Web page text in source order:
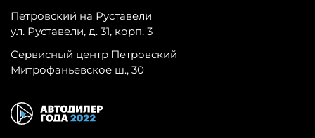
Петровский на Руставели
ул. Руставели, д. 31, корп. 3
Сервисный центр Петровский
Митрофаньевское ш., 30